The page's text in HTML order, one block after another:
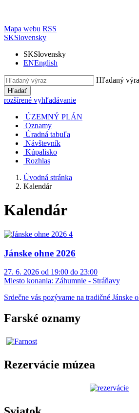
Mapa webu RSS
SKSlovensky
SKSlovensky
ENEnglish
Hľadaný
Hľadať
rozšírené vyhľadávanie
ÚZEMNÝ PLÁN
Oznamy
Úradná tabuľa
Návštevník
Kúpalisko
Rozhlas
Úvodná stránka
Kalendár
Kalendár
Jánske ohne 2026
27. 6. 2026 od 19:00 do 23:00
Miesto konania: Záhumnie - Stráňavy
Srdečne vás pozývame na tradičné Jánske
Farské oznamy
Rezervácie múzea